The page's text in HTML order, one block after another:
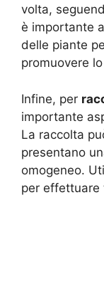
volta,
è importante
delle piante
promuovere
Infine, per
importante
La raccolta
presentano
omogeneo.
per effettuare